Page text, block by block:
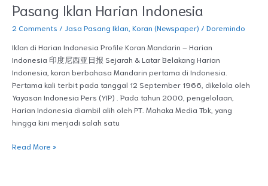
Pasang Iklan Harian Indonesia
2 Comments / Jasa Pasang Iklan Koran (Newspaper) / Doremindo
Iklan di Harian Indonesia Profile Koran Mandarin – Harian
Indonesia 印度尼西亚日报 Sejarah & Latar Belakang Harian
Indonesia, koran berbahasa Mandarin pertama di Indonesia.
Pertama kali terbit pada tanggal 12 September 1966, dikelola oleh
Yayasan Indonesia Pers (YIP) . Pada tahun 2000, pengelolaan,
Harian Indonesia diambil alih oleh PT. Mahaka Media Tbk, yang
hingga kini menjadi salah satu
Read More »